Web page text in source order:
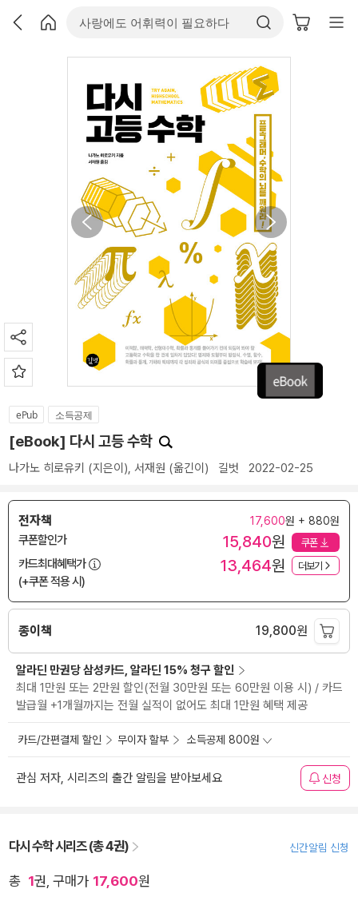
ePub 소득공제
[eBook] 다시 고등 수학
나가노 히로유키 (지은이), 서재원 (옮긴이) 길벗 2022-02-25
전자책 17,600원 + 880원
쿠폰할인가 15,840원 쿠폰
카드최대혜택가
(+쿠폰 적용 시)
13,464원 더보기
종이책 19,800원
알라딘 만권당 삼성카드, 알라딘 15% 청구 할인
최대 1만원 또는 2만원 할인(전월 30만원 또는 60만원 이용 시) / 카드
발급월 +1개월까지는 전월 실적이 없어도 최대 1만원 혜택 제공
카드/간편결제 할인 무이자 할부 소득공제 800원
관심 저자, 시리즈의 출간 알림을 받아보세요 신청
다시 수학 시리즈 (총 4권) 신간알림 신청
총 1권, 구매가 17,600원